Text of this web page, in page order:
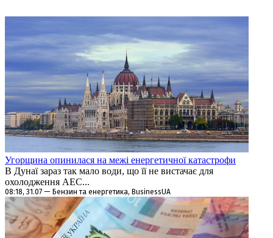
Угорщина опинилася на межі енергетичної катастрофи
В Дунаї зараз так мало води, що її не вистачає для
охолодження АЕС...
08:18, 31.07 — Бензин та енергетика, BusinessUA